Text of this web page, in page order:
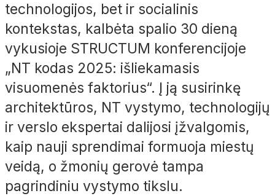
technologijos, bet ir socialinis
kontekstas, kalbėta spalio 30 dieną
vykusioje STRUCTUM konferencijoje
„NT kodas 2025: išliekamasis
visuomenės faktorius“. Į ją susirinkę
architektūros, NT vystymo, technologijų
ir verslo ekspertai dalijosi įžvalgomis,
kaip nauji sprendimai formuoja miestų
veidą, o žmonių gerovė tampa
pagrindiniu vystymo tikslu.